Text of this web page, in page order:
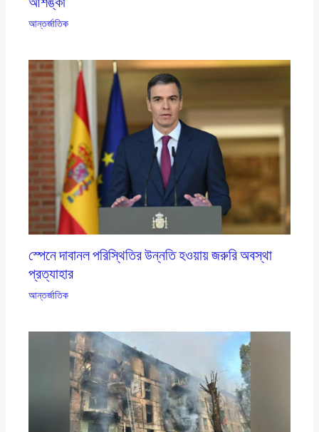
আন্তর্জাতিক
স্পেনে দাবানল পরিস্থিতির উন্নতি হওয়ায় জরুরি অবস্থা
প্রত্যাহার
আন্তর্জাতিক